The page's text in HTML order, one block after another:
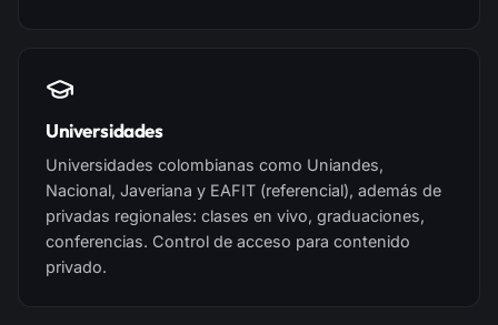
Universidades
Universidades colombianas como Uniandes,
Nacional, Javeriana y EAFIT (referencial), además de
privadas regionales: clases en vivo, graduaciones,
conferencias. Control de acceso para contenido
privado.